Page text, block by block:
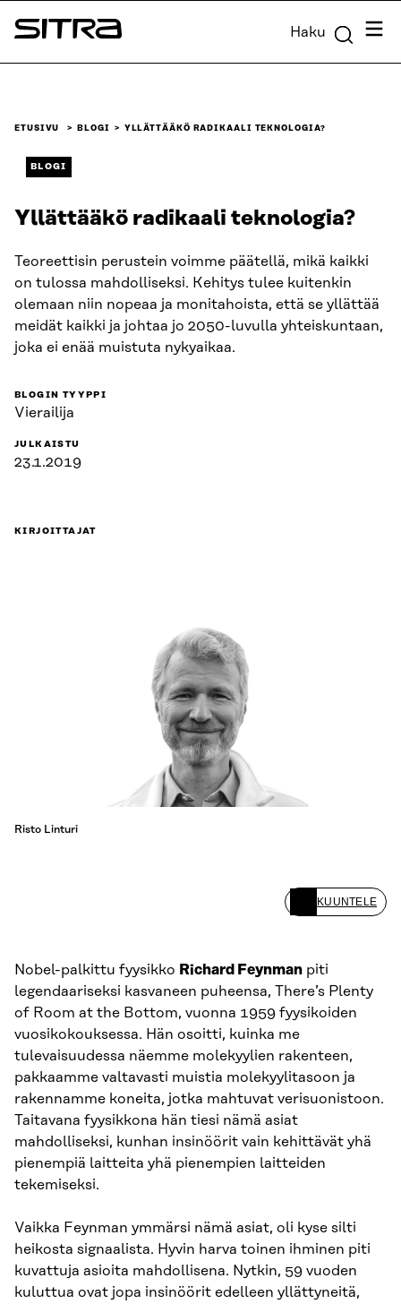
Siirry
suoraan
Sitra Haku
ETUSIVU BLOGI YLLÄTTÄÄKÖ RADIKAALI TEKNOLOGIA?
BLOGI
Yllättääkö radikaali teknologia?
Teoreettisin perustein voimme päätellä, mikä kaikki
on tulossa mahdolliseksi. Kehitys tulee kuitenkin
olemaan niin nopeaa ja monitahoista, että se yllättää
meidät kaikki ja johtaa jo 2050-luvulla yhteiskuntaan,
joka ei enää muistuta nykyaikaa.
BLOGIN TYYPPI
Vierailija
JULKAISTU
23.1.2019
KIRJOITTAJAT
Risto Linturi
KUUNTELE
Nobel-palkittu fyysikko Richard Feynman piti
legendaariseksi kasvaneen puheensa, There’s Plenty
of Room at the Bottom, vuonna 1959 fyysikoiden
vuosikokouksessa. Hän osoitti, kuinka me
tulevaisuudessa näemme molekyylien rakenteen,
pakkaamme valtavasti muistia molekyylitasoon ja
rakennamme koneita, jotka mahtuvat verisuonistoon.
Taitavana fyysikkona hän tiesi nämä asiat
mahdolliseksi, kunhan insinöörit vain kehittävät yhä
pienempiä laitteita yhä pienempien laitteiden
tekemiseksi.
Vaikka Feynman ymmärsi nämä asiat, oli kyse silti
heikosta signaalista. Hyvin harva toinen ihminen piti
kuvattuja asioita mahdollisena. Nytkin, 59 vuoden
kuluttua ovat jopa insinöörit edelleen yllättyneitä,